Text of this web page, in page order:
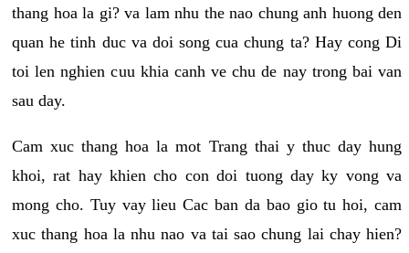
thang hoa la gi? va lam nhu the nao chung anh huong den
quan he tinh duc va doi song cua chung ta? Hay cong Di
toi len nghien cuu khia canh ve chu de nay trong bai van
sau day.
Cam xuc thang hoa la mot Trang thai y thuc day hung
khoi, rat hay khien cho con doi tuong day ky vong va
mong cho. Tuy vay lieu Cac ban da bao gio tu hoi, cam
xuc thang hoa la nhu nao va tai sao chung lai chay hien?